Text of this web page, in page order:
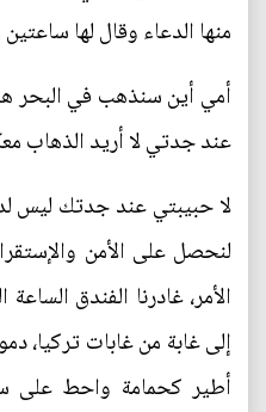
منها الدعاء وقال لها
أمي أين سنذهب في البحر
عند جدتي لا أريد الذهاب
لا حبيبتي عند جدتك ليس
لنحصل على الأمن
الأمر، غادرنا الفندق
إلى غابة من غابات تركيا،
أطير كحمامة واحط على